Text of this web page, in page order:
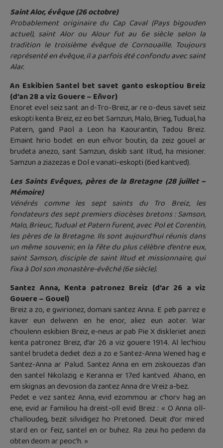
Saint Alor, évêque (26 octobre)
Probablement originaire du Cap Caval (Pays bigouden
actuel), saint Alor ou Alour fut au 6e siècle selon la
tradition le troisième évêque de Cornouaille. Toujours
représenté en évêque, il a parfois été confondu avec saint
Alar.
An Eskibien Santel bet savet ganto eskoptiou Breiz
(d’an 28 a viz Gouere – Eñvor)
Enoret evel seiz sant an d-Tro-Breiz, ar re o-deus savet seiz
eskopti kenta Breiz, ez eo bet Samzun, Malo, Brieg, Tudual, ha
Patern, gand Paol a Leon ha Kaourantin, Tadou Breiz.
Emaint hirio bodet en eun eñvor boutin, da zeiz gouel ar
brudeta anezo, sant Samzun, diskib sant Iltud, ha misioner.
Samzun a ziazezas e Dol e vanati-eskopti (6ed kantved).
Les Saints Evêques, pères de la Bretagne (28 juillet –
Mémoire)
Vénérés comme les sept saints du Tro Breiz, les
fondateurs des sept premiers diocèses bretons : Samson,
Malo, Brieuc, Tudual et Patern furent, avec Pol et Corentin,
les pères de la Bretagne. Ils sont aujourd’hui réunis dans
un même souvenir, en la fête du plus célèbre d’entre eux,
saint Samson, disciple de saint Iltud et missionnaire, qui
fixa à Dol son monastère-évêché (6e siècle).
Santez Anna, Kenta patronez Breiz (d’ar 26 a viz
Gouere – Gouel)
Breiz a zo, e gwirionez, domani santez Anna. E peb parrez e
kaver eun delwenn en he enor, aliez eun aoter. War
c’houlenn eskibien Breiz, e-neus ar pab Pie X diskleriet anezi
kenta patronez Breiz, d’ar 26 a viz gouere 1914. Al lec’hiou
santel brudeta dediet dezi a zo e Santez-Anna Wened hag e
Santez-Anna ar Palud. Santez Anna en em ziskouezas d’an
den santel Nikolazig e Keranna er 17ed kantved. Ahano, en
em skignas an devosion da zantez Anna dre Vreiz a-bez.
Pedet e vez santez Anna, evid ezommou ar c’horv hag an
ene, evid ar familiou ha dreist-oll evid Breiz : « O Anna oll-
c’halloudeg, bezit silvidigez ho Pretoned. Deuit d’or mired
stard en or feiz, santel en or buhez. Ra zeui ho pedenn da
obten deom ar peoc’h. »